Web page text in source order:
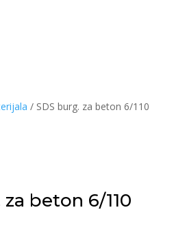
/ SDS burg. za beton 6/110
beton 6/110